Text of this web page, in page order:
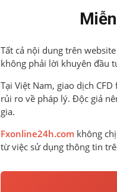
Tất cả nội dung trên
không phải lời khuyên đầu
Tại Việt Nam, giao dịch
rủi ro về pháp lý. Độc giả
gia.
Fxonline24h.com không
từ việc sử dụng thông tin